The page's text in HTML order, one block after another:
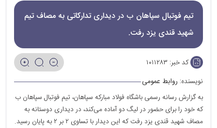
تیم فوتبال سپاهان ب در دیداری تدارکاتی به مصاف تیم
شهید قندی یزد رفت.
کد خبر: ۱۰۱۱۲۸۳
نویسنده: روابط عمومی
به گزارش رسانه رسمی باشگاه فولاد مبارکه سپاهان، تیم فوتبال سپاهان ب
که خود را برای حضور در لیگ دو آماده می‌کند، در دیداری دوستانه به
مصاف شهید قندی یزد رفت که این دیدار با تساوی ۲ بر ۲ به پایان رسید.